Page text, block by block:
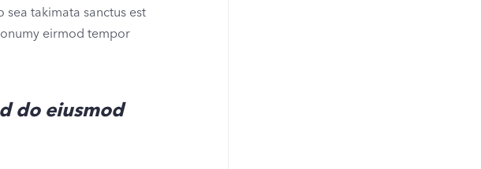
takimata sanctus est
eirmod tempor
do eiusmod